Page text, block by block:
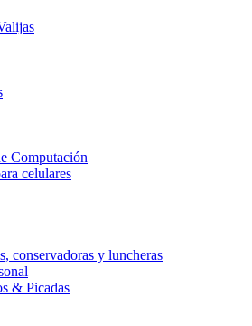
Computación
celulares
conservadoras y luncheras
& Picadas